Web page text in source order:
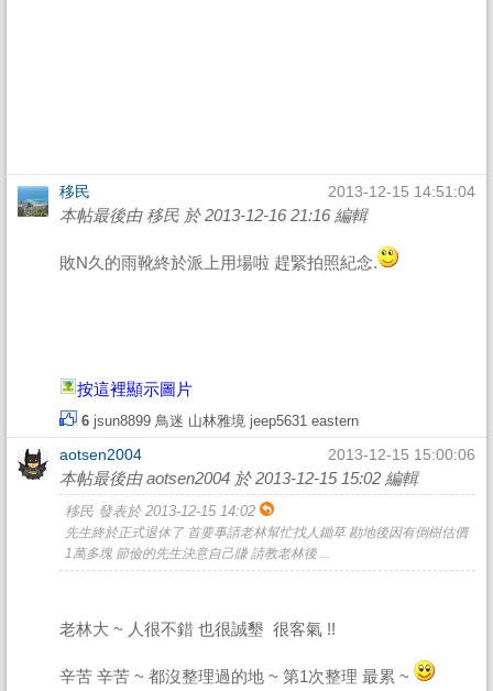
移民 2013-12-15 14:51:04
本帖最後由 移民 於 2013-12-16 21:16 編輯
敗N久的雨靴終於派上用場啦 趕緊拍照紀念.
按這裡顯示圖片
6 jsun8899 鳥迷 山林雅境 jeep5631 eastern
aotsen2004 2013-12-15 15:00:06
本帖最後由 aotsen2004 於 2013-12-15 15:02 編輯
移民 發表於 2013-12-15 14:02
先生終於正式退休了 首要事請老林幫忙找人鋤草 勘地後因有倒樹估價
1萬多塊 節儉的先生決意自己賺 請教老林後 ...
老林大 ~ 人很不錯 也很誠墾 很客氣 !!
辛苦 辛苦 ~ 都沒整理過的地 ~ 第1次整理 最累 ~